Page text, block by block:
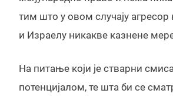
тим што у овом случају агресор
и Израелу никакве казнене
На питање који је стварни
потенцијалом, те шта би се